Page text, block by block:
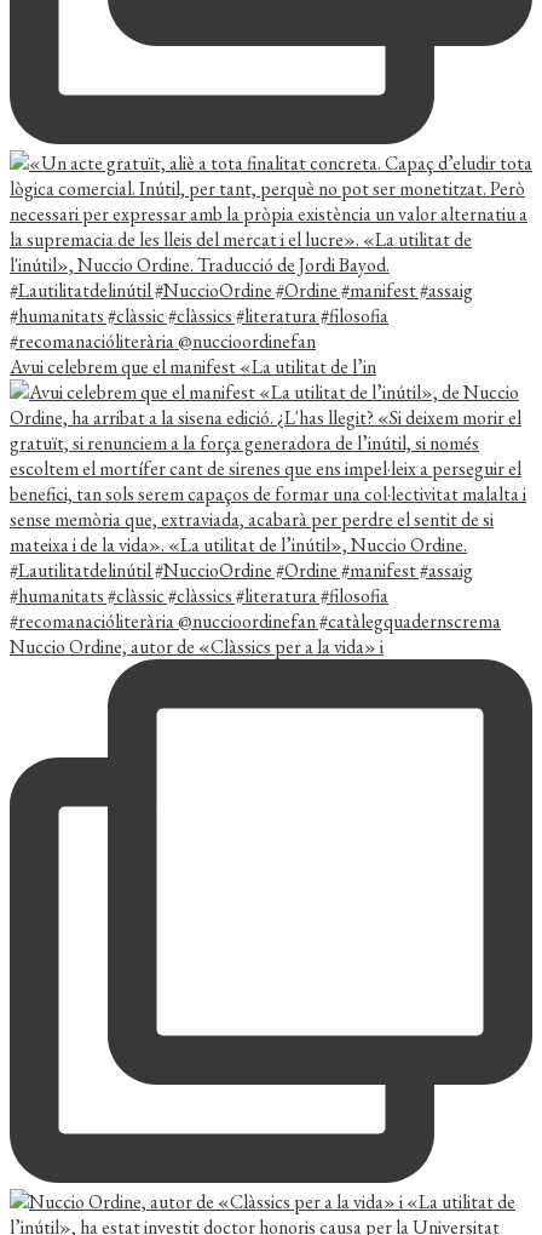
Avui celebrem que el manifest «La utilitat de l’in
Nuccio Ordine, autor de «Clàssics per a la vida» i